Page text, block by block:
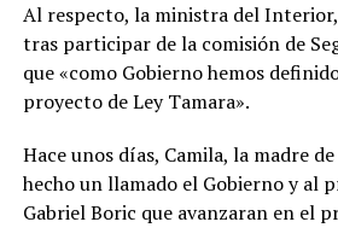
Al respecto, la ministra del Interior,
tras participar de la comisión de
que «como Gobierno hemos
proyecto de Ley Tamara».
Hace unos días, Camila, la madre
hecho un llamado el Gobierno y al
Gabriel Boric que avanzaran en el